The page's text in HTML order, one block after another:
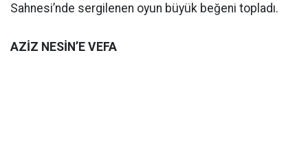
Sahnesi’nde sergilenen oyun büyük beğeni topladı.
AZİZ NESİN’E VEFA